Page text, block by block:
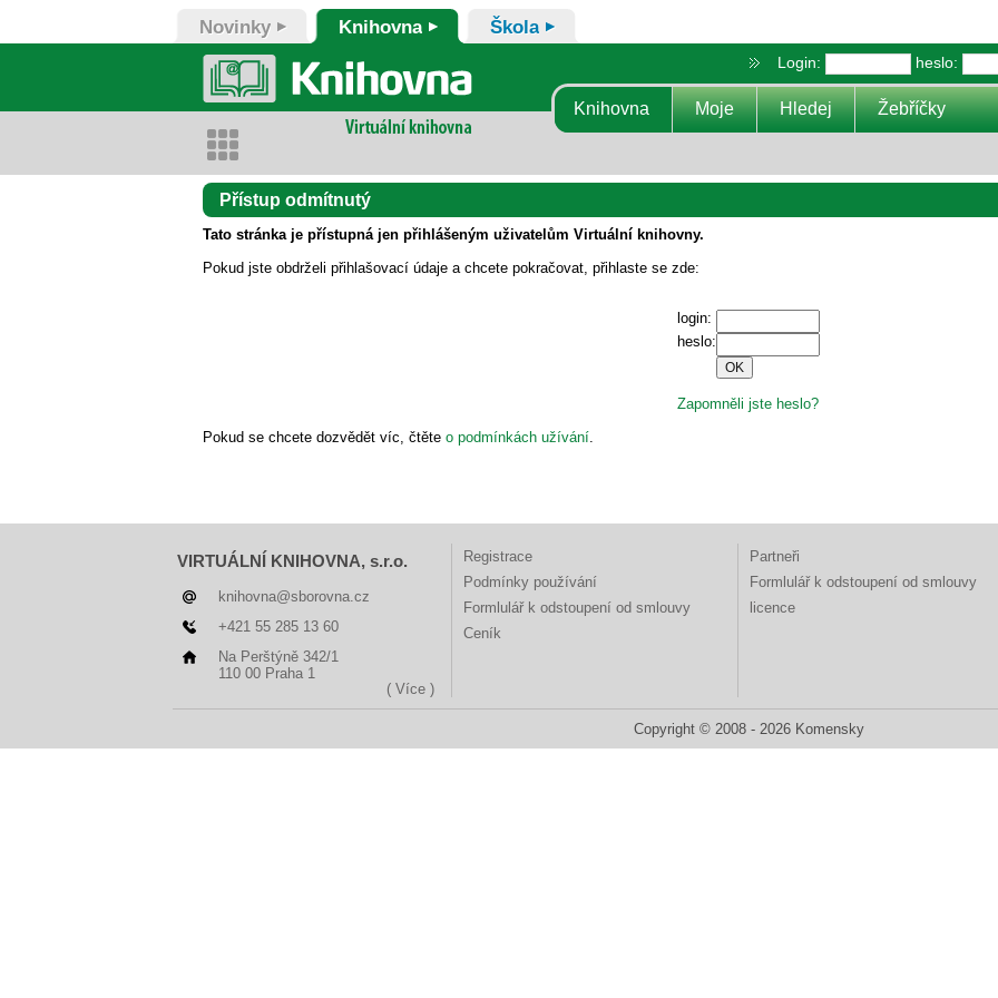
Novinky Knihovna Škola
Login: heslo:
Knihovna Moje Hledej Žebříčky
Přístup odmítnutý
Tato stránka je přístupná jen přihlášeným uživatelům Virtuální knihovny.
Pokud jste obdrželi přihlašovací údaje a chcete pokračovat, přihlaste se zde:
login:
heslo:
Zapomněli jste heslo?
Pokud se chcete dozvědět víc, čtěte o podmínkách užívání.
VIRTUÁLNÍ KNIHOVNA, s.r.o.
knihovna@sborovna.cz
+421 55 285 13 60
Na Perštýně 342/1
110 00 Praha 1
( Více )
Registrace
Podmínky používání
Formlulář k odstoupení od smlouvy
Ceník
Partneři
Formlulář k odstoupení od smlouvy
licence
Copyright © 2008 - 2026 Komensky